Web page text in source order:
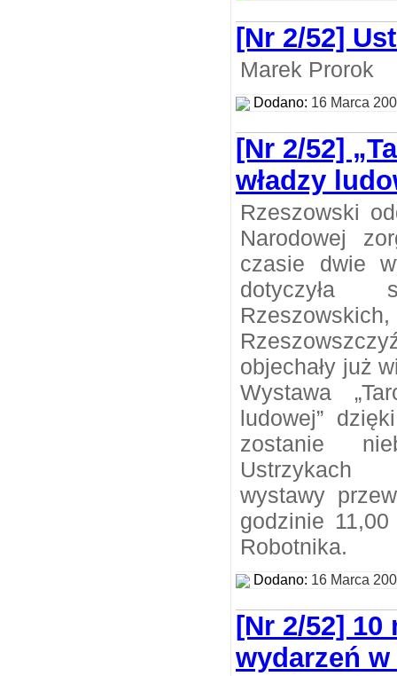
[Nr 2/52]
Marek Prorok
Dodano: 16 Marca
[Nr 2/52]
władzy
Rzeszowski
Narodowej
czasie dwie
dotyczyła
objechały już
Wystawa
ludowej”
zostanie
Ustrzykach
wystawy
godzinie
Robotnika.
Dodano: 16 Marca
[Nr 2/52]
wydarzeń w